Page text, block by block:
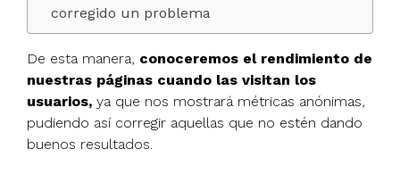
corregido un problema
De esta manera, conoceremos el rendimiento de
nuestras páginas cuando las visitan los
usuarios, ya que nos mostrará métricas anónimas,
pudiendo así corregir aquellas que no estén dando
buenos resultados.